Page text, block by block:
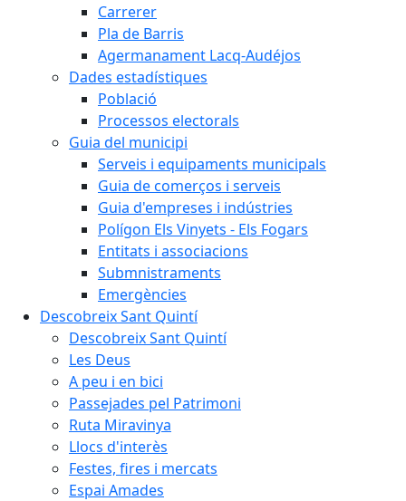
Carrerer
Pla de Barris
Agermanament Lacq-Audéjos
Dades estadístiques
Població
Processos electorals
Guia del municipi
Serveis i equipaments municipals
Guia de comerços i serveis
Guia d'empreses i indústries
Polígon Els Vinyets - Els Fogars
Entitats i associacions
Submnistraments
Emergències
Descobreix Sant Quintí
Descobreix Sant Quintí
Les Deus
A peu i en bici
Passejades pel Patrimoni
Ruta Miravinya
Llocs d'interès
Festes, fires i mercats
Espai Amades